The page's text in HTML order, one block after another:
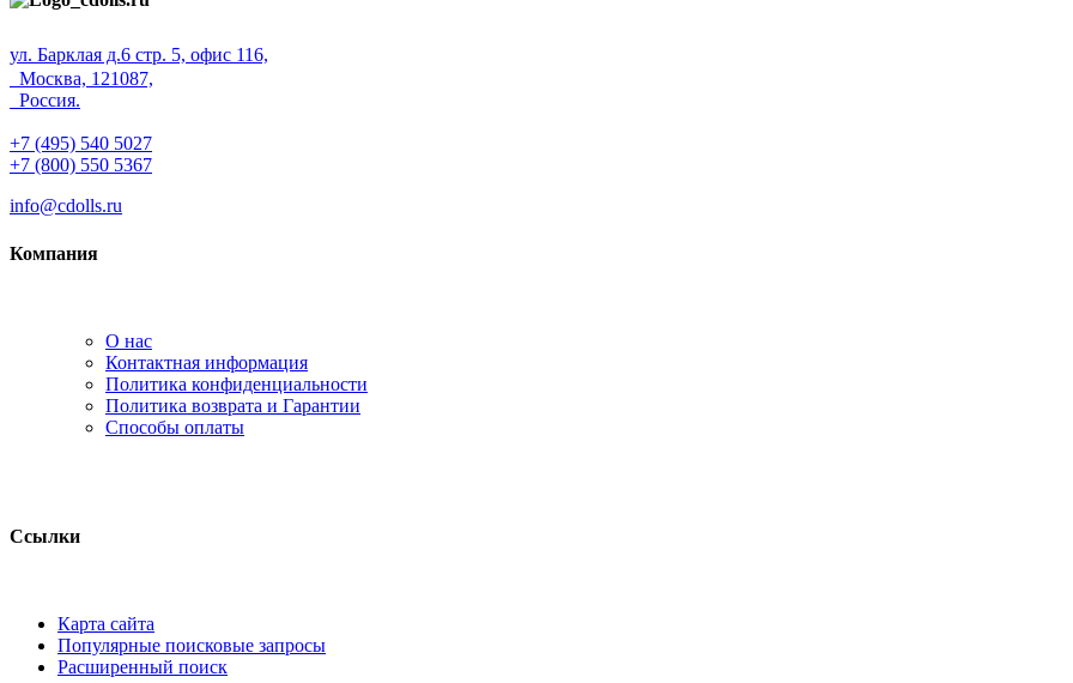
ул. Барклая д.6 стр. 5, офис 116,
Москва, 121087,
Россия.
+7 (495) 540 5027
+7 (800) 550 5367
info@cdolls.ru
Компания
О нас
Контактная информация
Политика конфиденциальности
Политика возврата и Гарантии
Способы оплаты
Ссылки
Карта сайта
Популярные поисковые запросы
Расширенный поиск